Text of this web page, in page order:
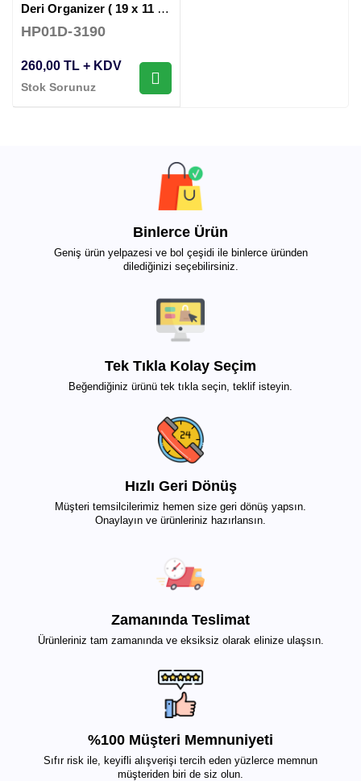
Deri Organizer ( 19 x 11 x 9 cm )
HP01D-3190
260,00 TL + KDV
Stok Sorunuz
Binlerce Ürün
Geniş ürün yelpazesi ve bol çeşidi ile binlerce üründen
dilediğinizi seçebilirsiniz.
Tek Tıkla Kolay Seçim
Beğendiğiniz ürünü tek tıkla seçin, teklif isteyin.
Hızlı Geri Dönüş
Müşteri temsilcilerimiz hemen size geri dönüş yapsın.
Onaylayın ve ürünleriniz hazırlansın.
Zamanında Teslimat
Ürünleriniz tam zamanında ve eksiksiz olarak elinize ulaşsın.
%100 Müşteri Memnuniyeti
Sıfır risk ile, keyifli alışverişi tercih eden yüzlerce memnun
müşteriden biri de siz olun.